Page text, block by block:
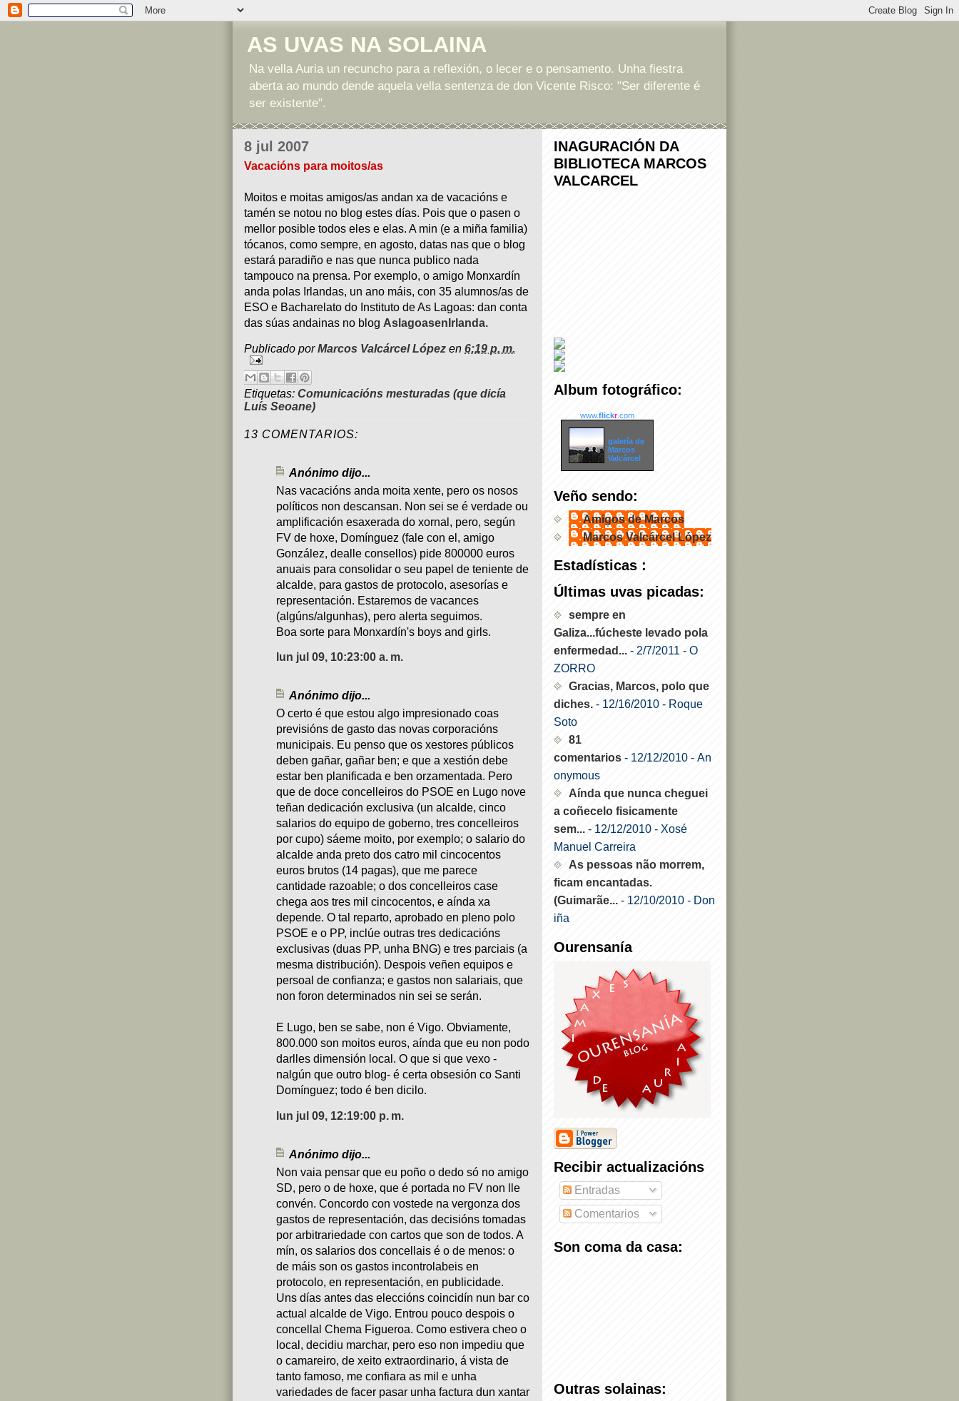
AS UVAS NA SOLAINA
Na vella Auria un recuncho para a reflexión, o lecer e o pensamento. Unha fiestra
aberta ao mundo dende aquela vella sentenza de don Vicente Risco: "Ser diferente é
ser existente".
8 jul 2007
Vacacións para moitos/as
Moitos e moitas amigos/as andan xa de vacacións e
tamén se notou no blog estes días. Pois que o pasen o
mellor posible todos eles e elas. A min (e a miña familia)
tócanos, como sempre, en agosto, datas nas que o blog
estará paradiño e nas que nunca publico nada
tampouco na prensa. Por exemplo, o amigo Monxardín
anda polas Irlandas, un ano máis, con 35 alumnos/as de
ESO e Bacharelato do Instituto de As Lagoas: dan conta
das súas andainas no blog AslagoasenIrlanda.
Publicado porMarcos Valcárcel López en 6:19 p. m.
Etiquetas: Comunicacións mesturadas (que dicía
Luís Seoane)
13 COMENTARIOS:
Anónimo dijo...
Nas vacacións anda moita xente, pero os nosos
políticos non descansan. Non sei se é verdade ou
amplificación esaxerada do xornal, pero, según
FV de hoxe, Domínguez (fale con el, amigo
González, dealle consellos) pide 800000 euros
anuais para consolidar o seu papel de teniente de
alcalde, para gastos de protocolo, asesorías e
representación. Estaremos de vacances
(algúns/algunhas), pero alerta seguimos.
Boa sorte para Monxardín's boys and girls.
lun jul 09, 10:23:00 a. m.
Anónimo dijo...
O certo é que estou algo impresionado coas
previsións de gasto das novas corporacións
municipais. Eu penso que os xestores públicos
deben gañar, gañar ben; e que a xestión debe
estar ben planificada e ben orzamentada. Pero
que de doce concelleiros do PSOE en Lugo nove
teñan dedicación exclusiva (un alcalde, cinco
salarios do equipo de goberno, tres concelleiros
por cupo) sáeme moito, por exemplo; o salario do
alcalde anda preto dos catro mil cincocentos
euros brutos (14 pagas), que me parece
cantidade razoable; o dos concelleiros case
chega aos tres mil cincocentos, e aínda xa
depende. O tal reparto, aprobado en pleno polo
PSOE e o PP, inclúe outras tres dedicacións
exclusivas (duas PP, unha BNG) e tres parciais (a
mesma distribución). Despois veñen equipos e
persoal de confianza; e gastos non salariais, que
non foron determinados nin sei se serán.
E Lugo, ben se sabe, non é Vigo. Obviamente,
800.000 son moitos euros, aínda que eu non podo
darlles dimensión local. O que si que vexo -
nalgún que outro blog- é certa obsesión co Santi
Domínguez; todo é ben dicilo.
lun jul 09, 12:19:00 p. m.
Anónimo dijo...
Non vaia pensar que eu poño o dedo só no amigo
SD, pero o de hoxe, que é portada no FV non lle
convén. Concordo con vostede na vergonza dos
gastos de representación, das decisións tomadas
por arbitrariedade con cartos que son de todos. A
mín, os salarios dos concellais é o de menos: o
de máis son os gastos incontrolabeis en
protocolo, en representación, en publicidade.
Uns días antes das eleccións coincidín nun bar co
actual alcalde de Vigo. Entrou pouco despois o
concellal Chema Figueroa. Como estivera cheo o
local, decidiu marchar, pero eso non impediu que
o camareiro, de xeito extraordinario, á vista de
tanto famoso, me confiara as mil e unha
variedades de facer pasar unha factura dun xantar
INAGURACIÓN DA
BIBLIOTECA MARCOS
VALCARCEL
Album fotográfico:
www.flickr.com
galería de
Marcos
Valcárcel
Veño sendo:
Amigos de Marcos
Marcos Valcárcel López
Estadísticas :
Últimas uvas picadas:
sempre en
Galiza...fúcheste levado pola
enfermedad... - 2/7/2011 - O
ZORRO
Gracias, Marcos, polo que
diches. - 12/16/2010 - Roque
Soto
81
comentarios - 12/12/2010 - An
onymous
Aínda que nunca cheguei
a coñecelo fisicamente
sem... - 12/12/2010 - Xosé
Manuel Carreira
As pessoas não morrem,
ficam encantadas.
(Guimarãe... - 12/10/2010 - Don
iña
Ourensanía
Recibir actualizacións
Entradas
Comentarios
Son coma da casa:
Outras solainas: